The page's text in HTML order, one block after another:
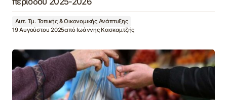
Αυτ. Τμ. Τοπικής & Οικονομικής Ανάπτυξης
19 Αυγούστου 2025από Ιωάννης Κασκαμτζής